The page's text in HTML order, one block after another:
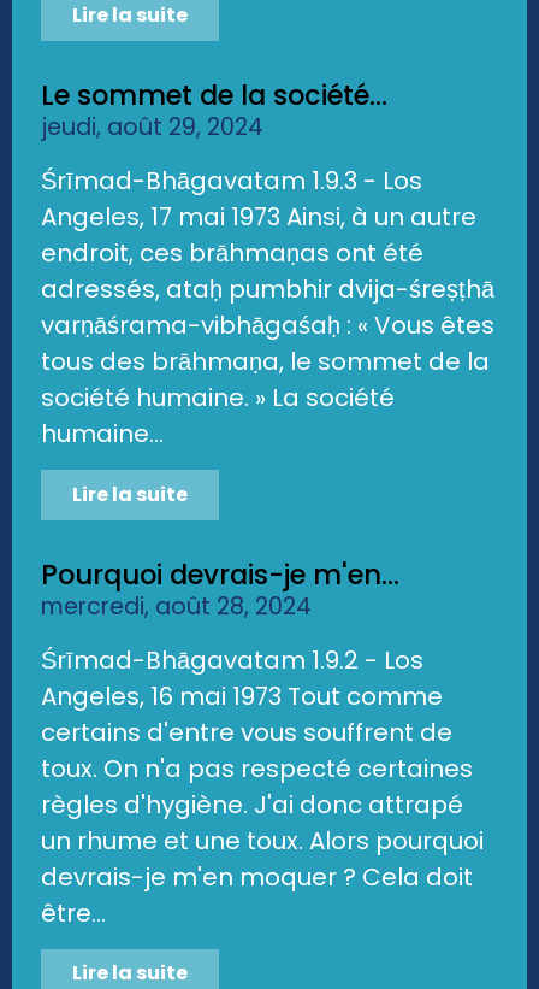
Lire la suite
Le sommet de la société...
jeudi, août 29, 2024
Śrīmad-Bhāgavatam 1.9.3 - Los
Angeles, 17 mai 1973 Ainsi, à un autre
endroit, ces brāhmaṇas ont été
adressés, ataḥ pumbhir dvija-śreṣṭhā
varṇāśrama-vibhāgaśaḥ : « Vous êtes
tous des brāhmaṇa, le sommet de la
société humaine. » La société
humaine...
Lire la suite
Pourquoi devrais-je m'en...
mercredi, août 28, 2024
Śrīmad-Bhāgavatam 1.9.2 - Los
Angeles, 16 mai 1973 Tout comme
certains d'entre vous souffrent de
toux. On n'a pas respecté certaines
règles d'hygiène. J'ai donc attrapé
un rhume et une toux. Alors pourquoi
devrais-je m'en moquer ? Cela doit
être...
Lire la suite